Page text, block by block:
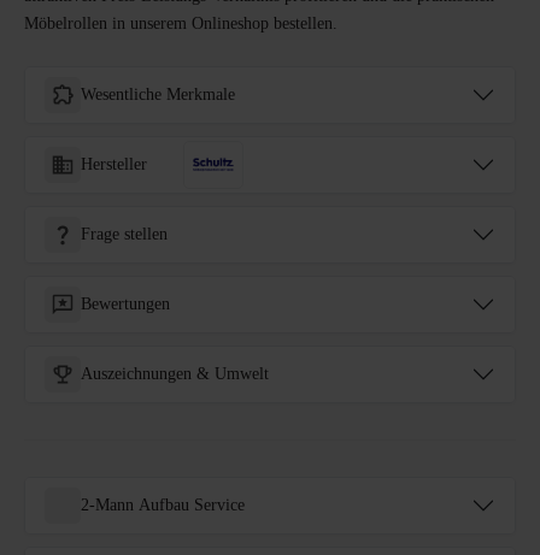
Möbelrollen in unserem Onlineshop bestellen.
Wesentliche Merkmale
Hersteller
Frage stellen
Bewertungen
Auszeichnungen & Umwelt
2-Mann Aufbau Service